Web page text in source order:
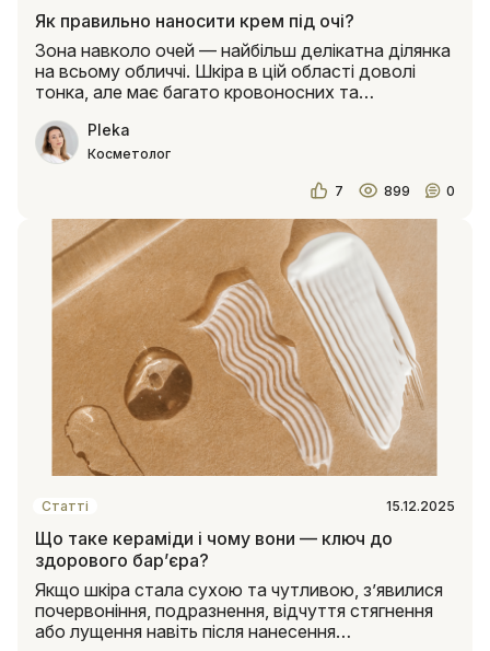
Як правильно наносити крем під очі?
Зона навколо очей — найбільш делікатна ділянка
на всьому обличчі. Шкіра в цій області доволі
тонка, але має багато кровоносних та
Pleka
Косметолог
7 899 0
Статті 15.12.2025
Що таке кераміди і чому вони — ключ до
здорового бар’єра?
Якщо шкіра стала сухою та чутливою, з’явилися
почервоніння, подразнення, відчуття стягнення
або лущення навіть після нанесення